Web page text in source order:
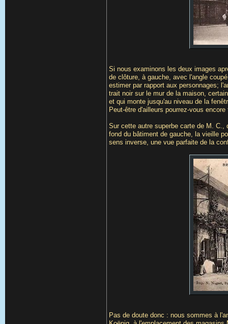
Si nous examinons les deux images
de clôture, à gauche, avec l'angle
estimer par rapport aux personnages;
trait noir sur le mur de la maison,
et qui monte jusqu'au niveau de la
Peut-être d'ailleurs pourrez-vous
Sur cette autre superbe carte de M.
fond du bâtiment de gauche, la vieille
sens inverse, une vue parfaite de la
Pas de doute donc : nous sommes à